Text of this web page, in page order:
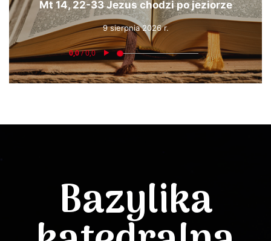
Mt 14, 22-33 Jezus chodzi po jeziorze
9 sierpnia 2026 r.
Bazylika